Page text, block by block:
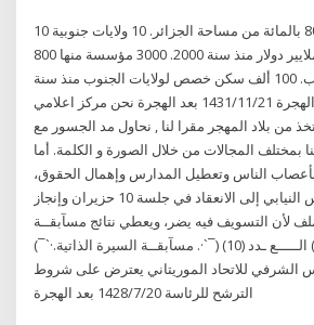
10 ولايات جنوبية تمثل 80 بالمائة من مساحة الجزائر. 10 ولايات جنوبية
استفادت من 10 ملايير دولار منذ سنة 2000. 3000 مؤسسة منها 800
شركة بترولية بالجنوب. 100 ألف سكن خصص لولايات الجنوب منذ سنة
2000 9‏‏/8‏‏/1441 بعد الهجرة 21‏‏/11‏‏/1431 بعد الهجرة نحن مركز اعلامي
من بلاد المهجر مقرا لنا , نحاول مد الجسور مع
بمختلف المجالات من خلال الصورة و الكلمة. أما
الناس وتعطيل المدارس وإهمال الحقوق،
نحن ندعو المجلس النيابي إلى الانعقاد في جلسة 10 حزيران وإنجاز
لأن التسويف فيه يضر، ويعطي نتائج مسآبقــة
الكلمات المبعثرة.·`¯) الـــــع ـدد (10) (¯`·. مسآبقــة السيرة الذاتية.·`¯)
خبر الرئيس الشرفي للاتحاد الموريتاني يعترض على شروط
الترشح للرئاسة 20‏‏/7‏‏/1428 بعد الهجرة